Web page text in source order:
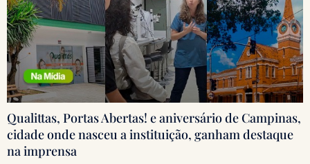
Qualittas, Portas Abertas! e aniversário de Campinas,
cidade onde nasceu a instituição, ganham destaque
na imprensa